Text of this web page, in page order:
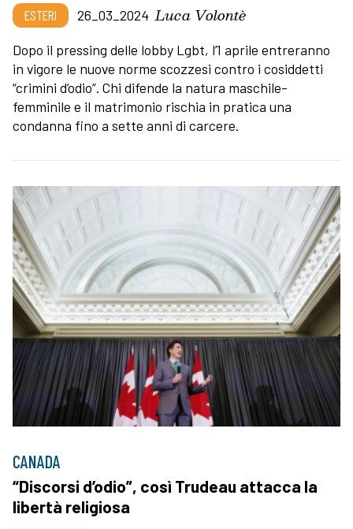
ESTERI 26_03_2024 Luca Volontè
Dopo il pressing delle lobby Lgbt, l’1 aprile entreranno
in vigore le nuove norme scozzesi contro i cosiddetti
“crimini d’odio”. Chi difende la natura maschile-
femminile e il matrimonio rischia in pratica una
condanna fino a sette anni di carcere.
CANADA
“Discorsi d’odio”, così Trudeau attacca la
libertà religiosa